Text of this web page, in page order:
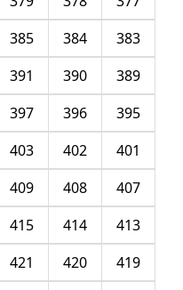
383
384
385
389
390
391
395
396
397
401
402
403
407
408
409
413
414
415
419
420
421